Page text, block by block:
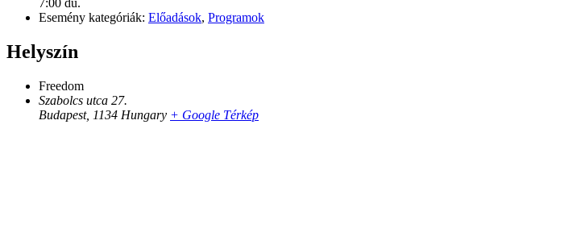
Esemény kategóriák: Előadások, Programok
Helyszín
Freedom
Szabolcs utca 27.
Budapest, 1134 Hungary + Google Térkép